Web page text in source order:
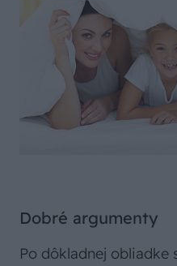
Dobré argumenty
Po dôkladnej obliadke